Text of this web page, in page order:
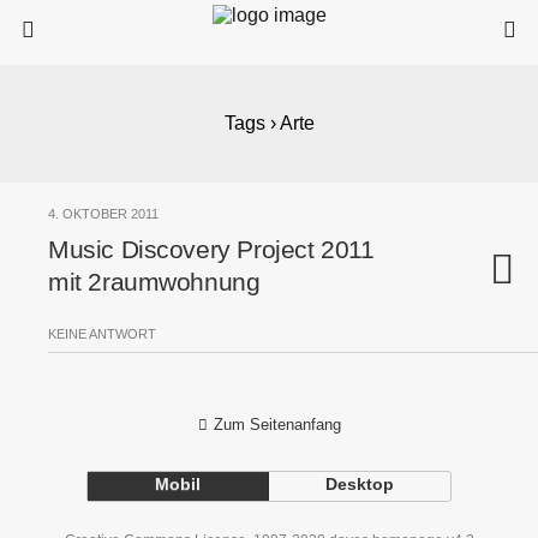
Tags › Arte
4. OKTOBER 2011
Music Discovery Project 2011
mit 2raumwohnung
KEINE ANTWORT
Zum Seitenanfang
Mobil Desktop